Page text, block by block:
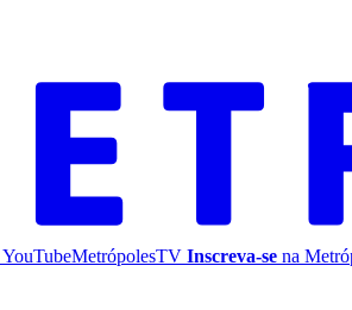
YouTubeMetrópolesTV Inscreva-se na